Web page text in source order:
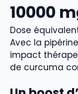
10000
Dose
Avec la
impact
de curcuma